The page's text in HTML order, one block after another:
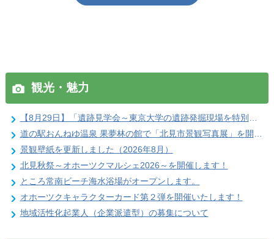
観光・魅力
【8月29日】「遺跡見学会～東京大学の遺跡発掘現場を特別公開」参加者を募集します
道の駅おんねゆ温泉 果夢林の館で「北見市景観写真展」を開催します
景観壁紙を更新しました（2026年8月）
北見秋祭～オホーツクマルシェ2026～を開催します！
ところ常南ビーチ海水浴場がオープンします。
オホーツクキャラクターカード第２弾を開催いたします！
地域活性化起業人（企業派遣型）の募集について